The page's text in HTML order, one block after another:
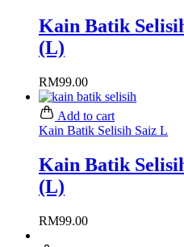
Kain Batik
(L)
RM99.00
Add to cart
Kain Batik Selisih Saiz L
Kain Batik
(L)
RM99.00